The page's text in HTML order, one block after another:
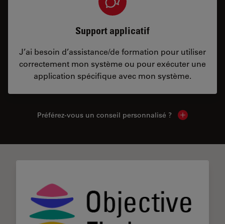
Support applicatif
J’ai besoin d’assistance/de formation pour utiliser
correctement mon système ou pour exécuter une
application spécifique avec mon système.
Préférez-vous un conseil personnalisé ? Show local